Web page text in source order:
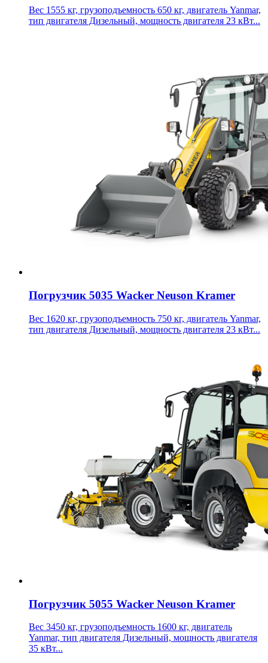
Вес 1555 кг, грузоподъемность 650 кг, двигатель Yanmar,
тип двигателя Дизельный, мощность двигателя 23 кВт...
Погрузчик 5035 Wacker Neuson Kramer
Вес 1620 кг, грузоподъемность 750 кг, двигатель Yanmar,
тип двигателя Дизельный, мощность двигателя 23 кВт...
Погрузчик 5055 Wacker Neuson Kramer
Вес 3450 кг, грузоподъемность 1600 кг, двигатель
Yanmar, тип двигателя Дизельный, мощность двигателя
35 кВт...